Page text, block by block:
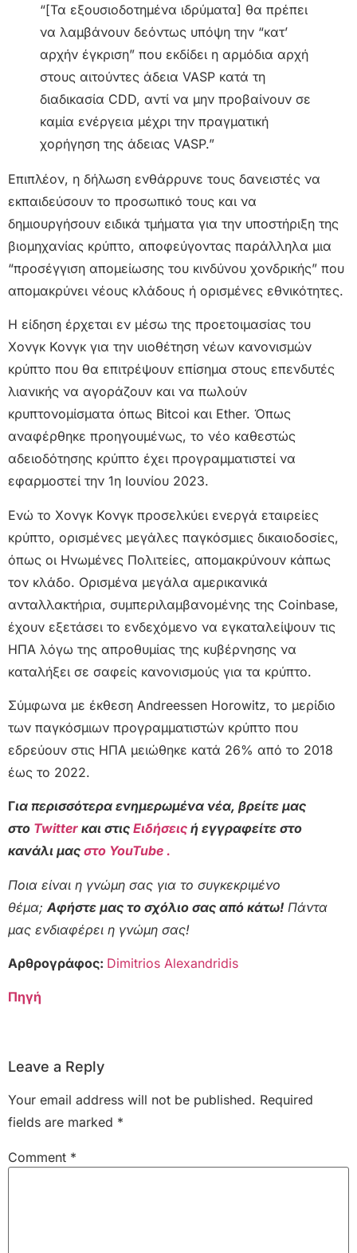
“[Τα εξουσιοδοτημένα ιδρύματα] θα πρέπει
να λαμβάνουν δεόντως υπόψη την “κατ’
αρχήν έγκριση” που εκδίδει η αρμόδια αρχή
στους αιτούντες άδεια VASP κατά τη
διαδικασία CDD, αντί να μην προβαίνουν σε
καμία ενέργεια μέχρι την πραγματική
χορήγηση της άδειας VASP.”
Επιπλέον, η δήλωση ενθάρρυνε τους δανειστές να
εκπαιδεύσουν το προσωπικό τους και να
δημιουργήσουν ειδικά τμήματα για την υποστήριξη της
βιομηχανίας κρύπτο, αποφεύγοντας παράλληλα μια
“προσέγγιση απομείωσης του κινδύνου χονδρικής” που
απομακρύνει νέους κλάδους ή ορισμένες εθνικότητες.
Η είδηση έρχεται εν μέσω της προετοιμασίας του
Χονγκ Κονγκ για την υιοθέτηση νέων κανονισμών
κρύπτο που θα επιτρέψουν επίσημα στους επενδυτές
λιανικής να αγοράζουν και να πωλούν
κρυπτονομίσματα όπως Bitcoi και Ether. Όπως
αναφέρθηκε προηγουμένως, το νέο καθεστώς
αδειοδότησης κρύπτο έχει προγραμματιστεί να
εφαρμοστεί την 1η Ιουνίου 2023.
Ενώ το Χονγκ Κονγκ προσελκύει ενεργά εταιρείες
κρύπτο, ορισμένες μεγάλες παγκόσμιες δικαιοδοσίες,
όπως οι Ηνωμένες Πολιτείες, απομακρύνουν κάπως
τον κλάδο. Ορισμένα μεγάλα αμερικανικά
ανταλλακτήρια, συμπεριλαμβανομένης της Coinbase,
έχουν εξετάσει το ενδεχόμενο να εγκαταλείψουν τις
ΗΠΑ λόγω της απροθυμίας της κυβέρνησης να
καταλήξει σε σαφείς κανονισμούς για τα κρύπτο.
Σύμφωνα με έκθεση Andreessen Horowitz, το μερίδιο
των παγκόσμιων προγραμματιστών κρύπτο που
εδρεύουν στις ΗΠΑ μειώθηκε κατά 26% από το 2018
έως το 2022.
Για περισσότερα ενημερωμένα νέα, βρείτε μας
στο Twitter και στις Ειδήσεις ή εγγραφείτε στο
κανάλι μας στο YouTube .
Ποια είναι η γνώμη σας για το συγκεκριμένο
θέμα; Αφήστε μας το σχόλιο σας από κάτω! Πάντα
μας ενδιαφέρει η γνώμη σας!
Αρθρογράφος: Dimitrios Alexandridis
Πηγή
Leave a Reply
Your email address will not be published. Required
fields are marked *
Comment *